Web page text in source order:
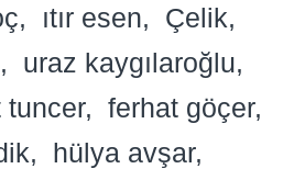
ıtır esen
Çelik
uraz kaygılaroğlu
tuncer
ferhat göçer
hülya avşar